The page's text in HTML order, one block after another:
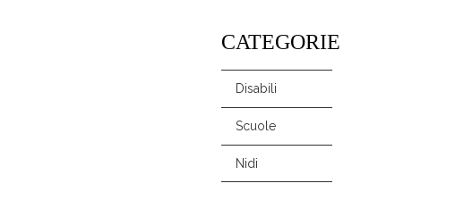
CATEGORIE
Disabili
Scuole
Nidi